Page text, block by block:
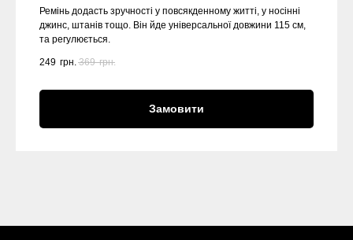
Ремінь додасть зручності у повсякденному житті, у носінні
джинс, штанів тощо. Він йде універсальної довжини 115 см,
та регулюється.
249 грн. 369 грн.
Замовити